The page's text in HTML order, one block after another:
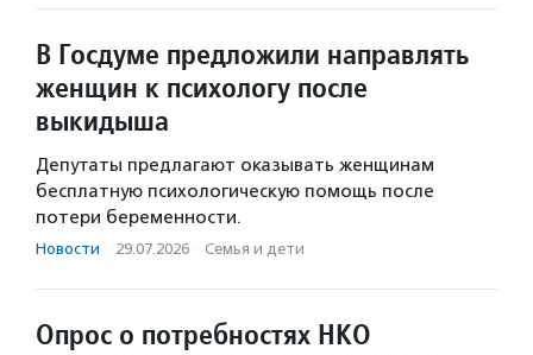
В Госдуме предложили направлять
женщин к психологу после
выкидыша
Депутаты предлагают оказывать женщинам
бесплатную психологическую помощь после
потери беременности.
Новости · 29.07.2026 · Семья и дети
Опрос о потребностях НКО